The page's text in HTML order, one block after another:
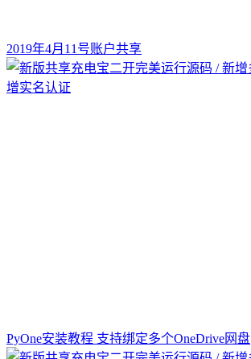
2019年4月11号账户共享
PyOne安装教程 支持绑定多个OneDrive网盘